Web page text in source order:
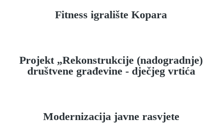
Fitness igralište Kopara
Projekt „Rekonstrukcije (nadogradnje)
društvene građevine - dječjeg vrtića
Modernizacija javne rasvjete